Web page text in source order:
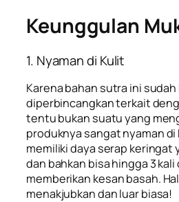
Keunggulan
1. Nyaman di Kulit
Karena bahan sutra ini
diperbincangkan terkait
tentu bukan suatu yang
produknya sangat nyaman
memiliki daya serap keringat
dan bahkan bisa hingga 3
memberikan kesan basah.
menakjubkan dan luar biasa!